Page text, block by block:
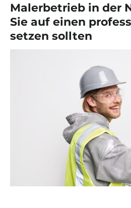
Malerbetrieb in der
Sie auf einen
setzen sollten